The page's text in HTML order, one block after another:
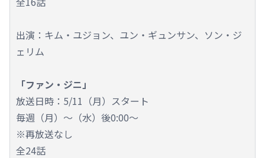
出演：キム・ユジョン、ユン・ギュンサン、ソン・ジ
ェリム
「ファン・ジニ」
放送日時：5/11（月）スタート
毎週（月）～（水）後0:00～
※再放送なし
全24話